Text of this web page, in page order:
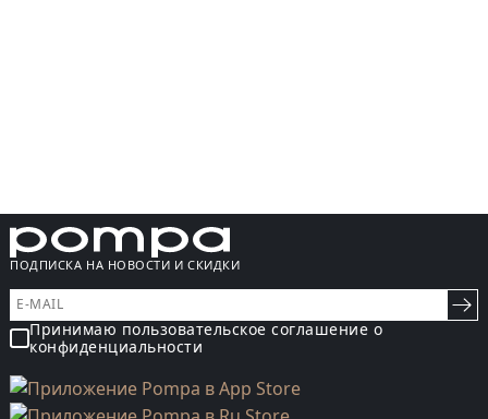
ПОДПИСКА НА НОВОСТИ И СКИДКИ
Принимаю пользовательское соглашение о
конфиденциальности